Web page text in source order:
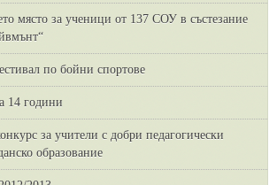
място за ученици от 137 СОУ в състезание
по бойни спортове
14 години
за учители с добри педагогически
образование